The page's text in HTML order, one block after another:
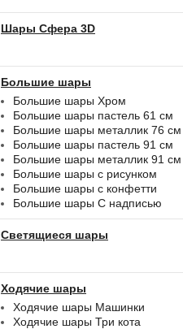
Шары Сфера 3D
Большие шары
Большие шары Хром
Большие шары пастель 61 см
Большие шары металлик 76 см
Большие шары пастель 91 см
Большие шары металлик 91 см
Большие шары с рисунком
Большие шары с конфетти
Большие шары С надписью
Светящиеся шары
Ходячие шары
Ходячие шары Машинки
Ходячие шары Три кота